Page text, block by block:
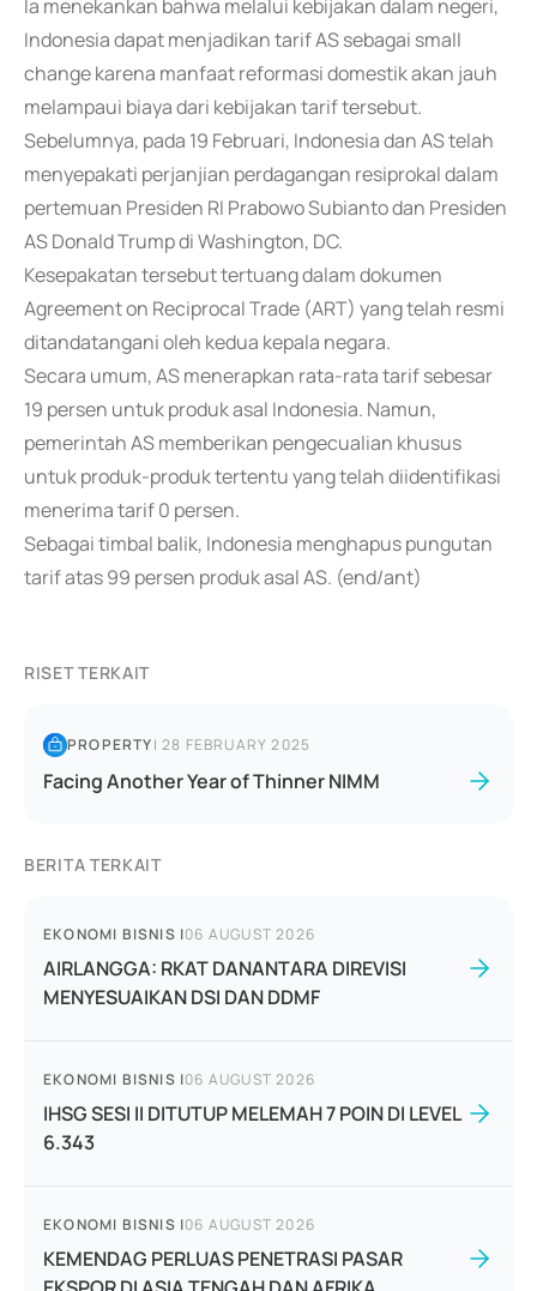
Ia menekankan bahwa melalui kebijakan dalam negeri,
Indonesia dapat menjadikan tarif AS sebagai small
change karena manfaat reformasi domestik akan jauh
melampaui biaya dari kebijakan tarif tersebut.
Sebelumnya, pada 19 Februari, Indonesia dan AS telah
menyepakati perjanjian perdagangan resiprokal dalam
pertemuan Presiden RI Prabowo Subianto dan Presiden
AS Donald Trump di Washington, DC.
Kesepakatan tersebut tertuang dalam dokumen
Agreement on Reciprocal Trade (ART) yang telah resmi
ditandatangani oleh kedua kepala negara.
Secara umum, AS menerapkan rata-rata tarif sebesar
19 persen untuk produk asal Indonesia. Namun,
pemerintah AS memberikan pengecualian khusus
untuk produk-produk tertentu yang telah diidentifikasi
menerima tarif 0 persen.
Sebagai timbal balik, Indonesia menghapus pungutan
tarif atas 99 persen produk asal AS. (end/ant)
RISET TERKAIT
PROPERTY|28 FEBRUARY 2025
Facing Another Year of Thinner NIMM
BERITA TERKAIT
EKONOMI BISNIS |06 AUGUST 2026
AIRLANGGA: RKAT DANANTARA DIREVISI
MENYESUAIKAN DSI DAN DDMF
EKONOMI BISNIS |06 AUGUST 2026
IHSG SESI II DITUTUP MELEMAH 7 POIN DI LEVEL
6.343
EKONOMI BISNIS |06 AUGUST 2026
KEMENDAG PERLUAS PENETRASI PASAR